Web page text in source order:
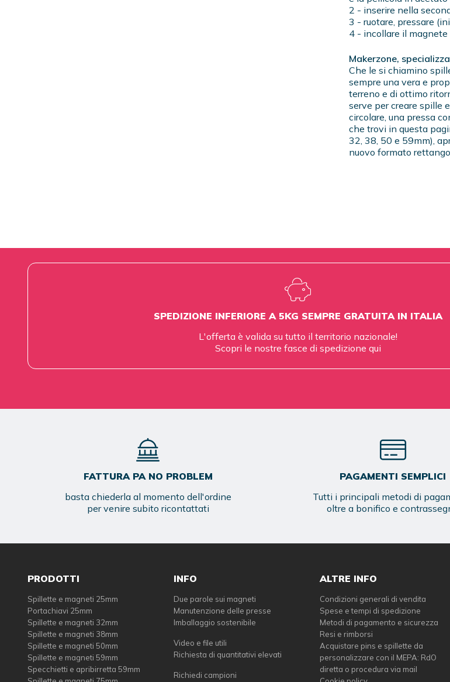
2 - inserire nella
3 - ruotare, pressare
4 - incollare il
Makerzone,
Che le si chiamino
sempre una vera e
terreno e di ottimo
serve per creare spille
circolare, una pressa
che trovi in questa
32, 38, 50 e 59mm),
nuovo formato
SPEDIZIONE INFERIORE A 5KG SEMPRE GRATUITA IN ITALIA
L'offerta è valida su tutto il territorio nazionale!
Scopri le nostre fasce di spedizione qui
FATTURA PA NO PROBLEM
basta chiederla al momento dell'ordine
per venire subito ricontattati
PAGAMENTI SEMPLICI
Tutti i principali metodi di
oltre a bonifico e
PRODOTTI
Spillette e magneti 25mm
Portachiavi 25mm
Spillette e magneti 32mm
Spillette e magneti 38mm
Spillette e magneti 50mm
Spillette e magneti 59mm
Specchietti e apribirretta 59mm
INFO
Due parole sui magneti
Manutenzione delle presse
Imballaggio sostenibile
Video e file utili
Richiesta di quantitativi elevati
Richiedi campioni
ALTRE INFO
Condizioni generali di vendita
Spese e tempi di spedizione
Metodi di pagamento e sicurezza
Resi e rimborsi
Acquistare pins e spillette da
personalizzare con il MEPA: RdO
diretta o procedura via mail